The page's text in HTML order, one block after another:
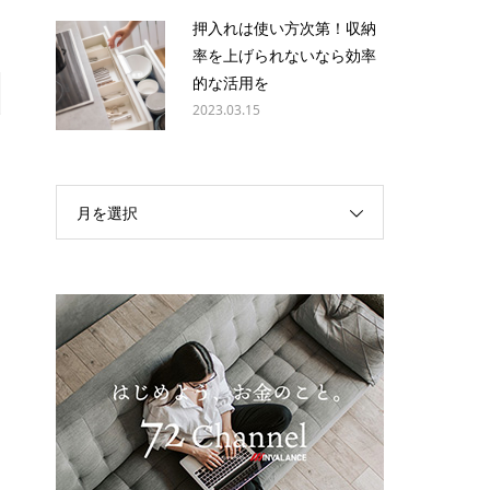
押入れは使い方次第！収納
率を上げられないなら効率
的な活用を
2023.03.15
月を選択